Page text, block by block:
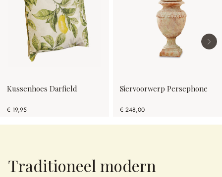
Kussenhoes Darfield
€ 19,95
Siervoorwerp Persephone
€ 248,00
Traditioneel modern